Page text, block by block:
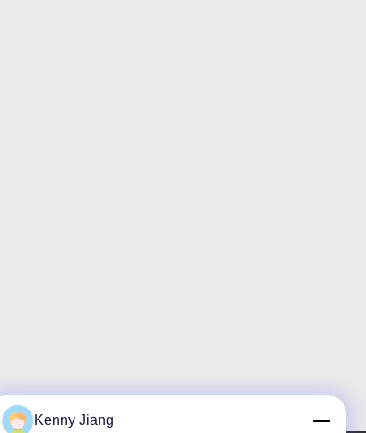
Kenny Jiang